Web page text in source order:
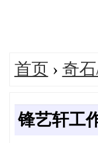
首页 › 奇
锋艺轩工